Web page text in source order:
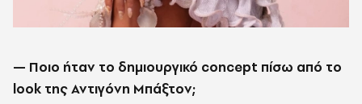
— Ποιο ήταν το δημιουργικό concept πίσω από το
look της Αντιγόνη Μπάξτον;